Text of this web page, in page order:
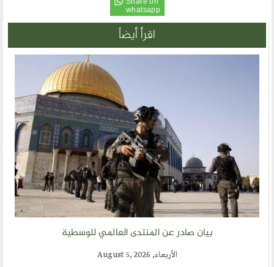
الهيئة الادارية
الفروع
الحوار في القران الكريم
الحوار في السيرة
الحوار في الاسلام
الحوار مع الاخر
اقرأ أيضاً
بيان صادر عن المنتدى العالمي للوسطية
الأربعاء, August 5, 2026